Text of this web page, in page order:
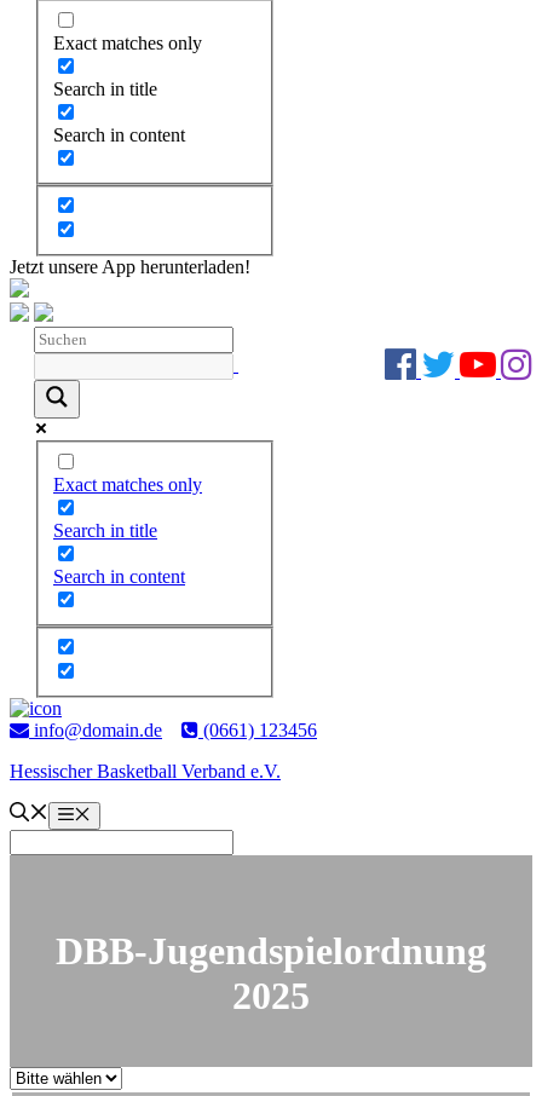
Exact matches only
Search in title
Search in content
Jetzt unsere App herunterladen!
Exact matches only
Search in title
Search in content
Inhalt
info@domain.de
(0661) 123456
Hessischer Basketball Verband e.V.
Menü
DBB-Jugend­spiel­ordnung
2025